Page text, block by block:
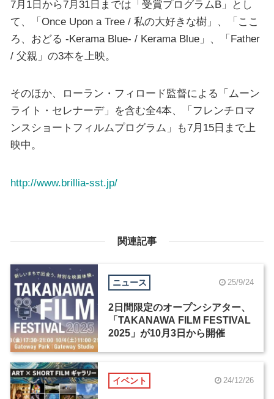
7月1日から7月31日までは「受賞プログラムB」とし
て、「Once Upon a Tree / 私の大好きな樹」、「ここ
ろ、おどる -Kerama Blue- / Kerama Blue」、「Father
/ 父親」の3本を上映。
そのほか、ローラン・フィロード監督による「ムーン
ライト・セレナーデ」を含む全4本、「フレンチロマ
ンスショートフィルムプログラム」も7月15日まで上
映中。
http://www.brillia-sst.jp/
関連記事
ニュース 25/9/24
2日間限定のオープンシアター、
「TAKANAWA FILM FESTIVAL
2025」が10月3日から開催
イベント 24/12/26